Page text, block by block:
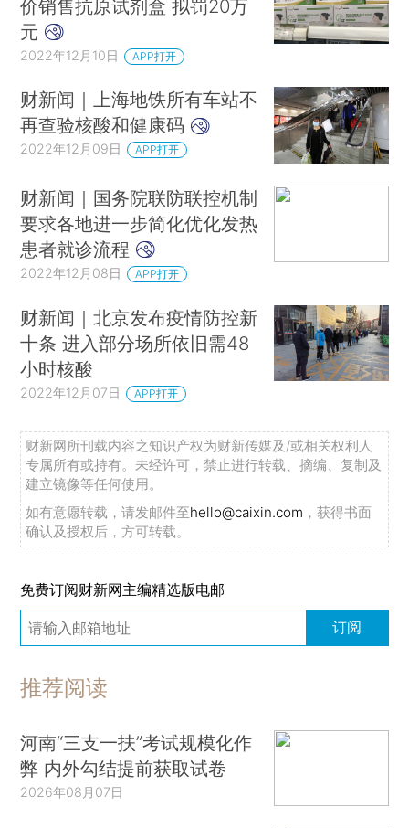
价销售抗原试剂盒 拟罚20万
元
2022年12月10日 APP打开
财新闻｜上海地铁所有车站不
再查验核酸和健康码
2022年12月09日 APP打开
财新闻｜国务院联防联控机制
要求各地进一步简化优化发热
患者就诊流程
2022年12月08日 APP打开
财新闻｜北京发布疫情防控新
十条 进入部分场所依旧需48
小时核酸
2022年12月07日 APP打开
财新网所刊载内容之知识产权为财新传媒及/或相关权利人
专属所有或持有。未经许可，禁止进行转载、摘编、复制及
建立镜像等任何使用。
如有意愿转载，请发邮件至hello@caixin.com ，获得书面
确认及授权后，方可转载。
免费订阅财新网主编精选版电邮
订阅
推荐阅读
河南“三支一扶”考试规模化作
弊 内外勾结提前获取试卷
2026年08月07日